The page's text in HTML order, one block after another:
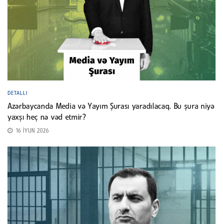
DETALLI
Azərbaycanda Media və Yayım Şurası yaradılacaq. Bu şura niyə
yaxşı heç nə vəd etmir?
16 İYUN 2026